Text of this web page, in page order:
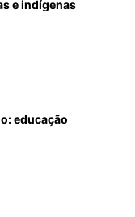
e indígenas
educação